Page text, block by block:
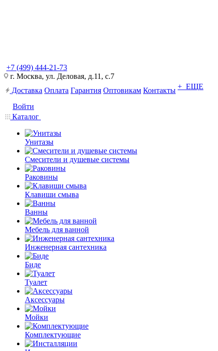
+7 (499) 444-21-73
г. Москва, ул. Деловая, д.11, с.7
Доставка Оплата Гарантия Оптовикам Контакты + ЕЩЕ
Войти
Каталог
Унитазы
Смесители и душевые системы
Раковины
Клавиши смыва
Ванны
Мебель для ванной
Инженерная сантехника
Биде
Туалет
Аксессуары
Мойки
Комплектующие